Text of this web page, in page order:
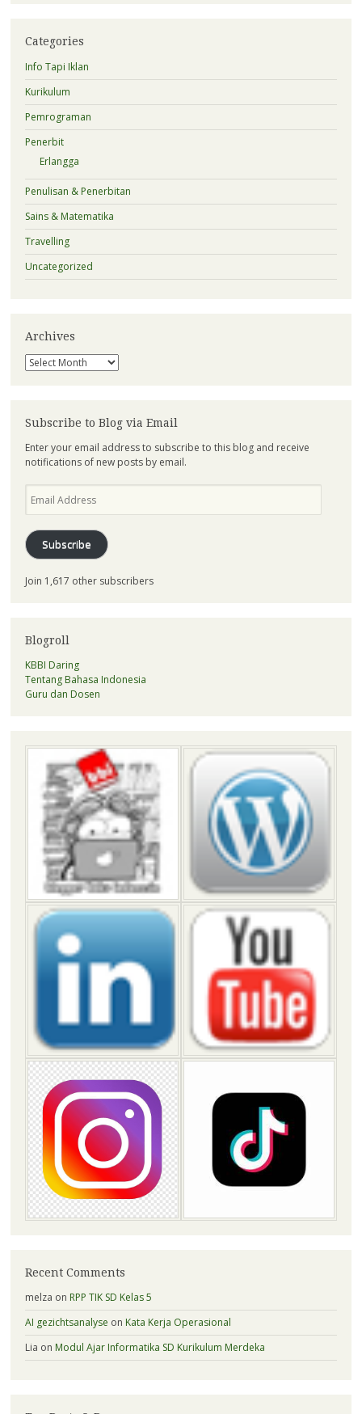
Categories
Info Tapi Iklan
Kurikulum
Pemrograman
Penerbit
Erlangga
Penulisan & Penerbitan
Sains & Matematika
Travelling
Uncategorized
Archives
Archives
Subscribe to Blog via Email
Enter your email address to subscribe to this blog and receive
notifications of new posts by email.
Address
Subscribe
Join 1,617 other subscribers
Blogroll
KBBI Daring
Tentang Bahasa Indonesia
Guru dan Dosen
Recent Comments
melza on RPP TIK SD Kelas 5
AI gezichtsanalyse on Kata Kerja Operasional
Lia on Modul Ajar Informatika SD Kurikulum Merdeka